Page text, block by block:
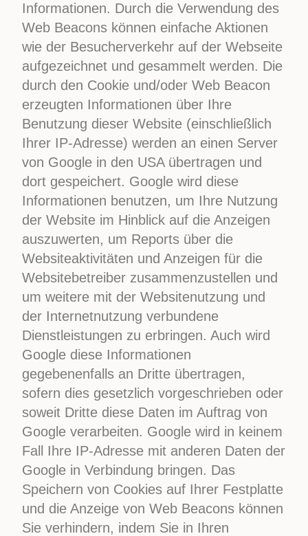
Informationen. Durch die Verwendung des
Web Beacons können einfache Aktionen
wie der Besucherverkehr auf der Webseite
aufgezeichnet und gesammelt werden. Die
durch den Cookie und/oder Web Beacon
erzeugten Informationen über Ihre
Benutzung dieser Website (einschließlich
Ihrer IP-Adresse) werden an einen Server
von Google in den USA übertragen und
dort gespeichert. Google wird diese
Informationen benutzen, um Ihre Nutzung
der Website im Hinblick auf die Anzeigen
auszuwerten, um Reports über die
Websiteaktivitäten und Anzeigen für die
Websitebetreiber zusammenzustellen und
um weitere mit der Websitenutzung und
der Internetnutzung verbundene
Dienstleistungen zu erbringen. Auch wird
Google diese Informationen
gegebenenfalls an Dritte übertragen,
sofern dies gesetzlich vorgeschrieben oder
soweit Dritte diese Daten im Auftrag von
Google verarbeiten. Google wird in keinem
Fall Ihre IP-Adresse mit anderen Daten der
Google in Verbindung bringen. Das
Speichern von Cookies auf Ihrer Festplatte
und die Anzeige von Web Beacons können
Sie verhindern, indem Sie in Ihren